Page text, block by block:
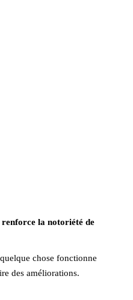
renforce la notoriété de
chose fonctionne
des améliorations.